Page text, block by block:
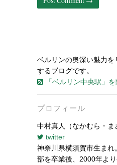
ベルリンの奥深い魅力
するブログです。
「ベルリン中央駅」
プロフィール
中村真人（なかむら・ま
twitter
神奈川県横須賀市生ま
部を卒業後、2000年よ